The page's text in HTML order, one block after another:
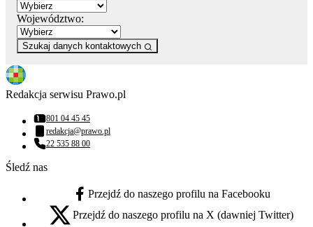
Województwo:
Szukaj danych kontaktowych
Redakcja serwisu Prawo.pl
Numer telefonu:
801 04 45 45
Adres email:
redakcja@prawo.pl
Numer telefonu:
22 535 88 00
Śledź nas
facebook - otwiera się w nowej karcie
Przejdź do naszego profilu na Facebooku
x - otwiera się w nowej karcie
Przejdź do naszego profilu na X (dawniej Twitter)